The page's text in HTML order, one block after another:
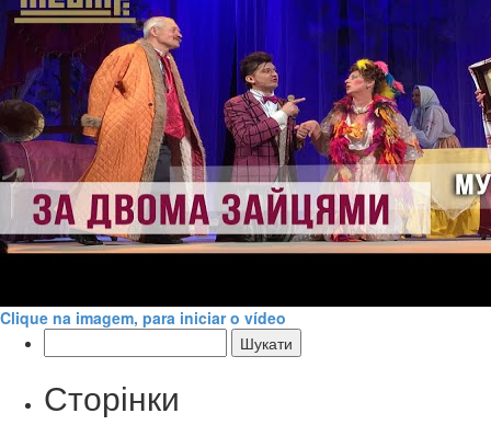
Clique na imagem, para iniciar o vídeo
Сторінки